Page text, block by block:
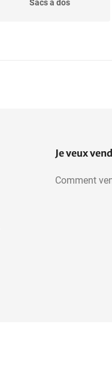
Sacs à dos
Je veux
Comment